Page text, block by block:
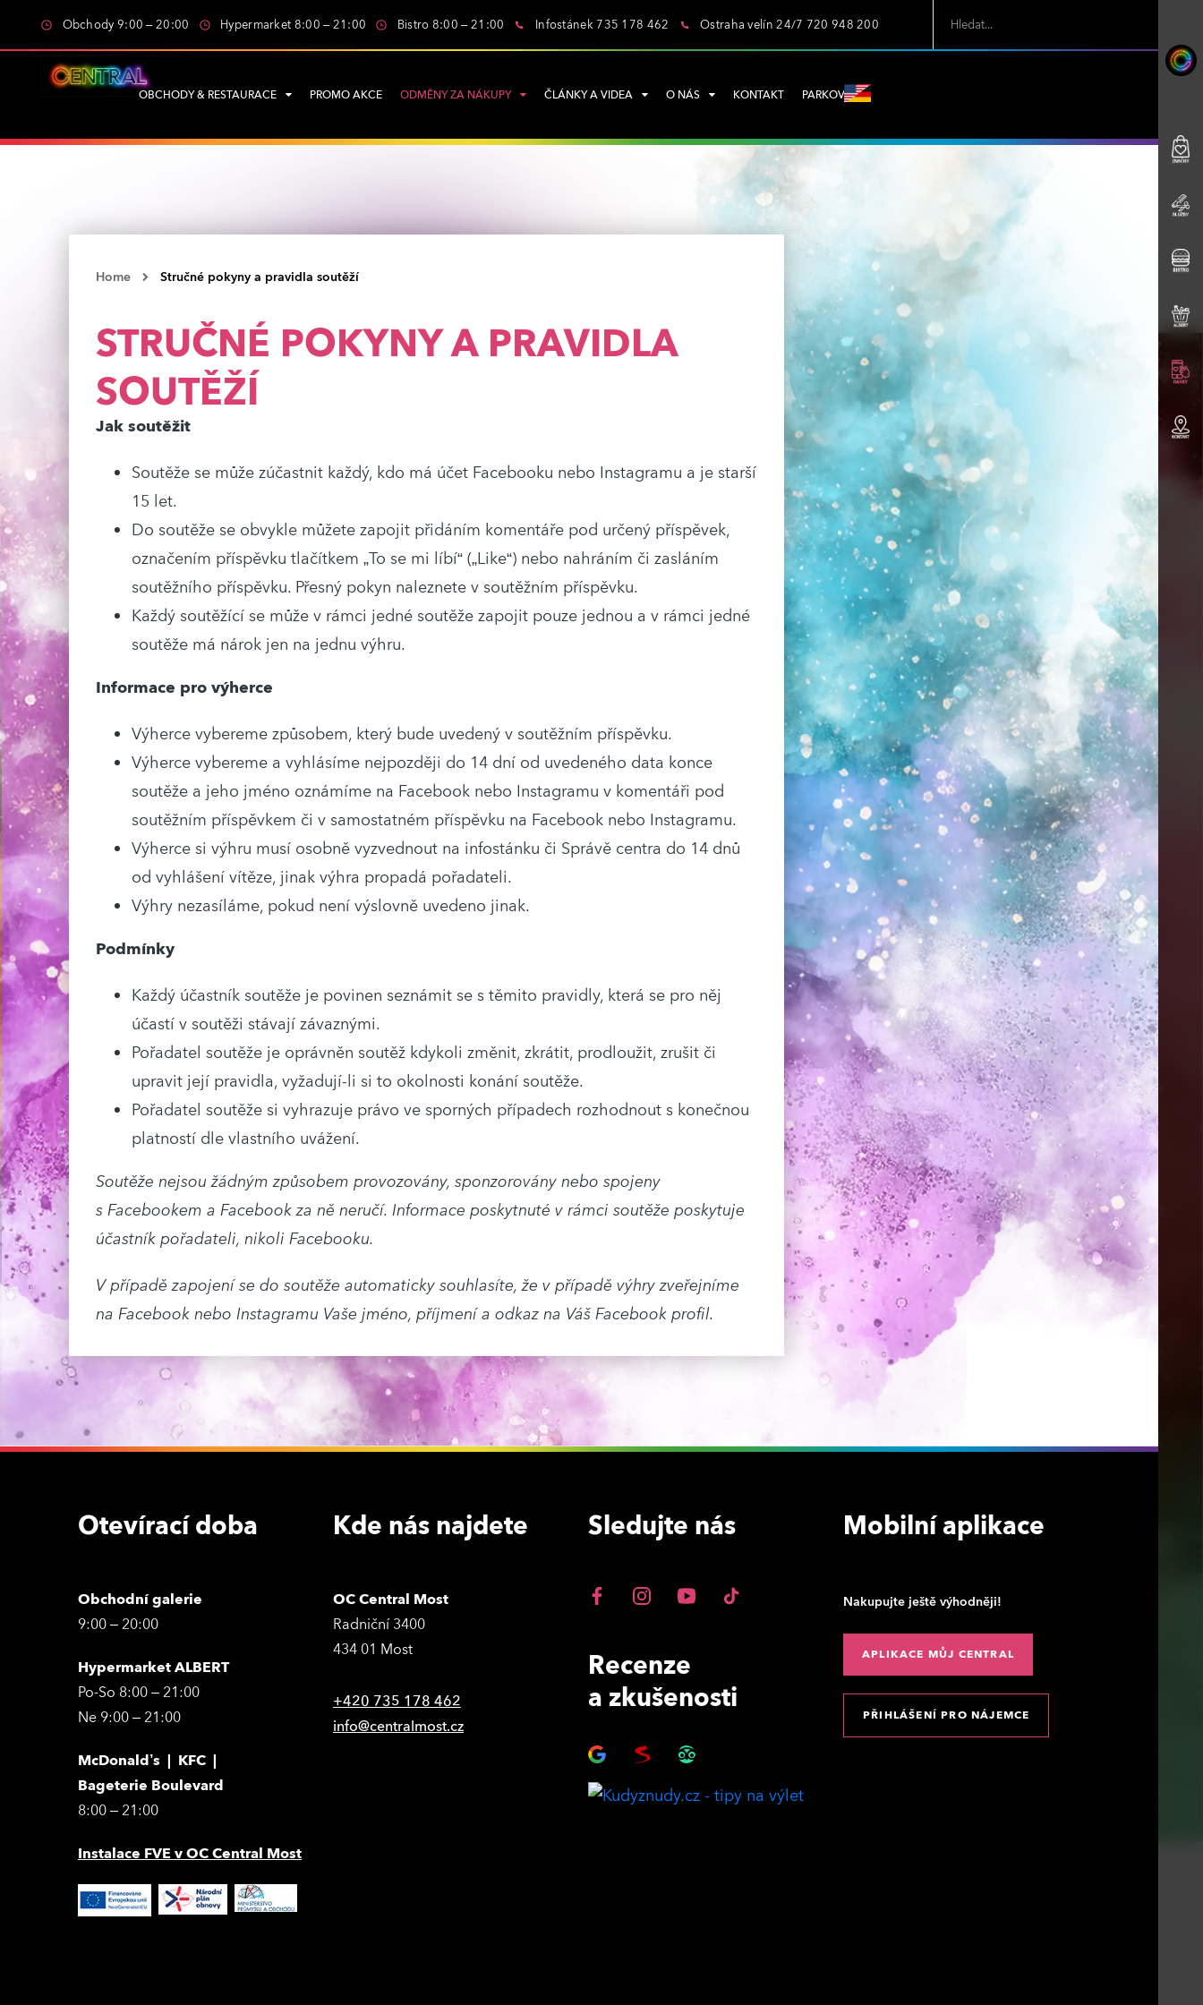
Obchody 9:00 – 20:00 Hypermarket 8:00 – 21:00 Bistro 8:00 – 21:00 Infostánek 735 178 462 Ostraha velín 24/7 720 948 200
OBCHODY & RESTAURACE PROMO AKCE ODMĚNY ZA NÁKUPY ČLÁNKY A VIDEA O NÁS KONTAKT PARKOVÁNÍ
Home Stručné pokyny a pravidla soutěží
STRUČNÉ POKYNY A PRAVIDLA
SOUTĚŽÍ
Jak soutěžit
Soutěže se může zúčastnit každý, kdo má účet Facebooku nebo Instagramu a je starší
15 let.
Do soutěže se obvykle můžete zapojit přidáním komentáře pod určený příspěvek,
označením příspěvku tlačítkem „To se mi líbí“ („Like“) nebo nahráním či zasláním
soutěžního příspěvku. Přesný pokyn naleznete v soutěžním příspěvku.
Každý soutěžící se může v rámci jedné soutěže zapojit pouze jednou a v rámci jedné
soutěže má nárok jen na jednu výhru.
Informace pro výherce
Výherce vybereme způsobem, který bude uvedený v soutěžním příspěvku.
Výherce vybereme a vyhlásíme nejpozději do 14 dní od uvedeného data konce
soutěže a jeho jméno oznámíme na Facebook nebo Instagramu v komentáři pod
soutěžním příspěvkem či v samostatném příspěvku na Facebook nebo Instagramu.
Výherce si výhru musí osobně vyzvednout na infostánku či Správě centra do 14 dnů
od vyhlášení vítěze, jinak výhra propadá pořadateli.
Výhry nezasíláme, pokud není výslovně uvedeno jinak.
Podmínky
Každý účastník soutěže je povinen seznámit se s těmito pravidly, která se pro něj
účastí v soutěži stávají závaznými.
Pořadatel soutěže je oprávněn soutěž kdykoli změnit, zkrátit, prodloužit, zrušit či
upravit její pravidla, vyžadují-li si to okolnosti konání soutěže.
Pořadatel soutěže si vyhrazuje právo ve sporných případech rozhodnout s konečnou
platností dle vlastního uvážení.
Soutěže nejsou žádným způsobem provozovány, sponzorovány nebo spojeny
s Facebookem a Facebook za ně neručí. Informace poskytnuté v rámci soutěže poskytuje
účastník pořadateli, nikoli Facebooku.
V případě zapojení se do soutěže automaticky souhlasíte, že v případě výhry zveřejníme
na Facebook nebo Instagramu Vaše jméno, příjmení a odkaz na Váš Facebook profil.
Otevírací doba
Obchodní galerie
9:00 – 20:00
Hypermarket ALBERT
Po-So 8:00 – 21:00
Ne 9:00 – 21:00
McDonald’s | KFC |
Bageterie Boulevard
8:00 – 21:00
Instalace FVE v OC Central Most
Kde nás najdete
OC Central Most
Radniční 3400
434 01 Most
+420 735 178 462
info@centralmost.cz
Sledujte nás
Recenze
a zkušenosti
Mobilní aplikace
Nakupujte ještě výhodněji!
APLIKACE MŮJ CENTRAL
PŘIHLÁŠENÍ PRO NÁJEMCE